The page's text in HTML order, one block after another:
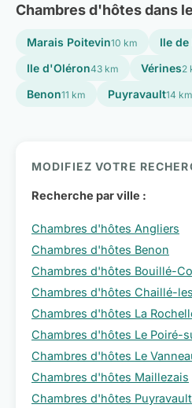
Chambres d'hôtes dans
Marais Poitevin10 km Ile de
Ile d'Oléron43 km Vérines2
Benon11 km Puyravault14 km
MODIFIEZ VOTRE
Recherche par ville :
Chambres d'hôtes Angliers
Chambres d'hôtes Benon
Chambres d'hôtes Bouillé-
Chambres d'hôtes Chaillé-
Chambres d'hôtes La
Chambres d'hôtes Le Poiré-
Chambres d'hôtes Le
Chambres d'hôtes Maillezais
Chambres d'hôtes Puyravault